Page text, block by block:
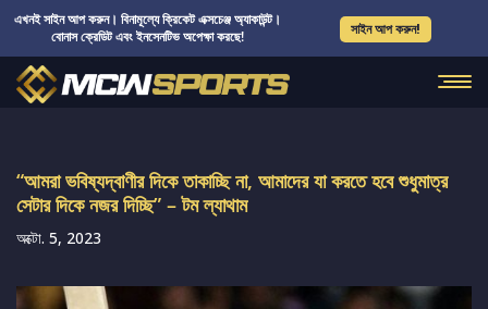
এখনই সাইন আপ করুন। বিনামূল্যে ক্রিকেট এক্সচেঞ্জ অ্যাকাউন্ট।
বোনাস ক্রেডিট এবং ইনসেনটিভ অপেক্ষা করছে!
সাইন আপ করুন!
“আমরা ভবিষ্যদ্বাণীর দিকে তাকাচ্ছি না, আমাদের যা করতে হবে শুধুমাত্র
সেটার দিকে নজর দিচ্ছি” – টম ল্যাথাম
অক্টো. 5, 2023